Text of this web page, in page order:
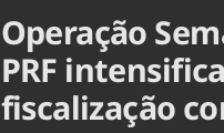
Operação
PRF intensifica
fiscalização